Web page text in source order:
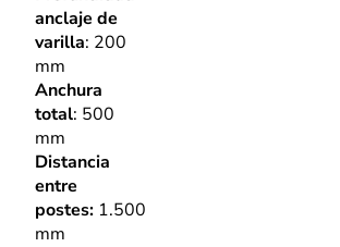
anclaje de
varilla: 200
mm
Anchura
total: 500
mm
Distancia
entre
postes: 1.500
mm